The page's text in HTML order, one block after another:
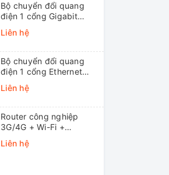
Bộ chuyển đổi quang
điện 1 cổng Gigabit
Ethernet 3Onedata
MODEL3012-S-SC-
mode, SC, 20KM)
Liên hệ
Bộ chuyển đổi quang
điện 1 cổng Ethernet
3onedata MODEL1100-
S-SC-20KM (Dual fiber,
Liên hệ
Router công nghiệp
3G/4G + Wi-Fi +
APN/VPN Four-Faith
F3436
Liên hệ